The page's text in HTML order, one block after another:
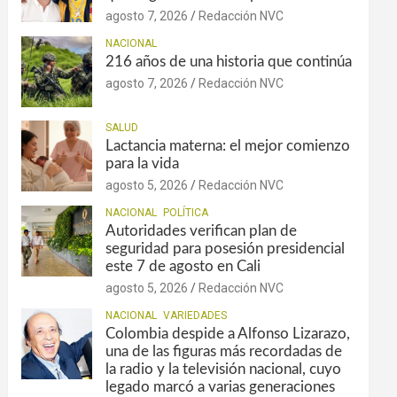
agosto 7, 2026 Redacción NVC
NACIONAL
216 años de una historia que continúa
agosto 7, 2026 Redacción NVC
SALUD
Lactancia materna: el mejor comienzo
para la vida
agosto 5, 2026 Redacción NVC
NACIONAL POLÍTICA
Autoridades verifican plan de
seguridad para posesión presidencial
este 7 de agosto en Cali
agosto 5, 2026 Redacción NVC
NACIONAL VARIEDADES
Colombia despide a Alfonso Lizarazo,
una de las figuras más recordadas de
la radio y la televisión nacional, cuyo
legado marcó a varias generaciones